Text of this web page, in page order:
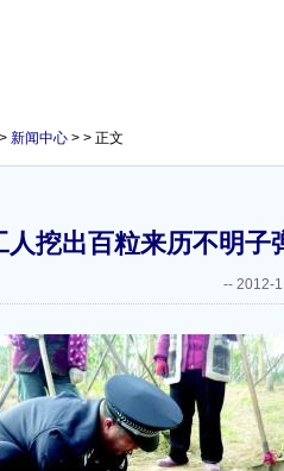
> 新闻中心 > > 正文
人挖出百粒来历不明子
-- 2012-